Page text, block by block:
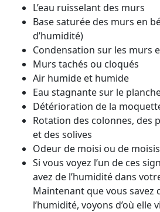
L’eau ruisselant des murs
Base saturée des murs en
d’humidité)
Condensation sur les murs
Murs tachés ou cloqués
Air humide et humide
Eau stagnante sur le
Détérioration de la
Rotation des colonnes, des
et des solives
Odeur de moisi ou de
Si vous voyez l’un de ces
avez de l’humidité dans
Maintenant que vous savez
l’humidité, voyons d’où elle